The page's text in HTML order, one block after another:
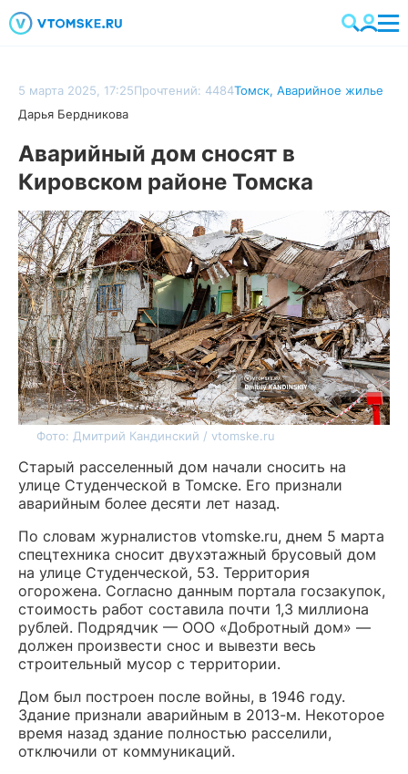
5 марта 2025, 17:25Прочтений: 4484Томск, Аварийное жилье
Дарья Бердникова
Аварийный дом сносят в
Кировском районе Томска
Фото: Дмитрий Кандинский / vtomske.ru
Старый расселенный дом начали сносить на
улице Студенческой в Томске. Его признали
аварийным более десяти лет назад.
По словам журналистов vtomske.ru, днем 5 марта
спецтехника сносит двухэтажный брусовый дом
на улице Студенческой, 53. Территория
огорожена. Согласно данным портала госзакупок,
стоимость работ составила почти 1,3 миллиона
рублей. Подрядчик — ООО «Добротный дом» —
должен произвести снос и вывезти весь
строительный мусор с территории.
Дом был построен после войны, в 1946 году.
Здание признали аварийным в 2013-м. Некоторое
время назад здание полностью расселили,
отключили от коммуникаций.